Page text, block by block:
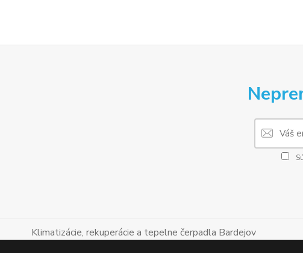
Klimatizácie, rekuperácie a tepelne čerpadla Bardejov